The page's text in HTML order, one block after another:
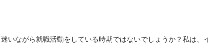
いながら就職活動をしている時期ではないでしょうか？私は